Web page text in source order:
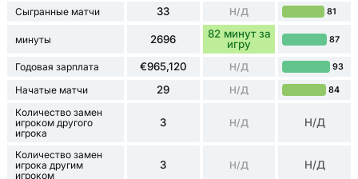
Сыгранные матчи 33 Н/Д 81
минуты 2696
82 минут за
игру
87
Годовая зарплата €965,120 Н/Д 93
Начатые матчи 29 Н/Д 84
Количество замен
игроком другого
игрока
3 Н/Д Н/Д
Количество замен
игрока другим
игроком
3 Н/Д Н/Д